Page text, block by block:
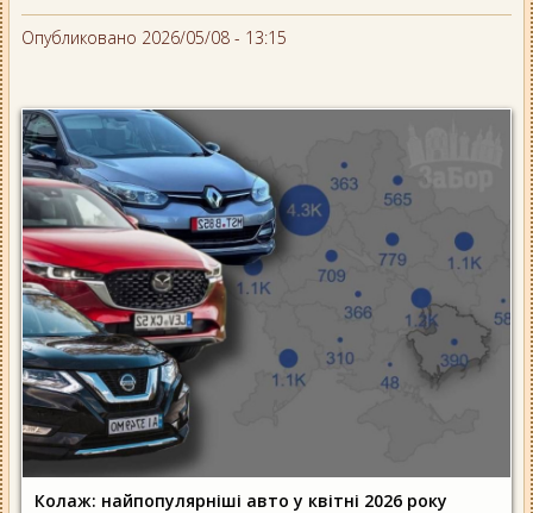
Опубликовано 2026/05/08 - 13:15
Колаж: найпопулярніші авто у квітні 2026 року